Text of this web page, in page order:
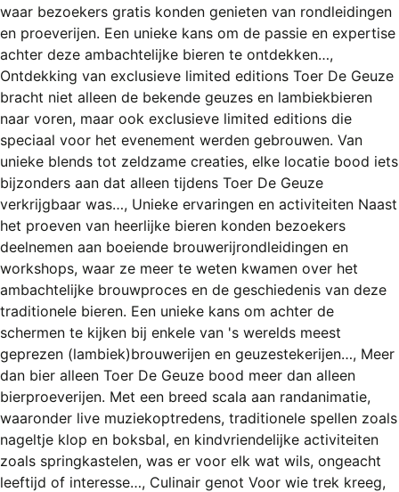
waar bezoekers gratis konden genieten van rondleidingen
en proeverijen. Een unieke kans om de passie en expertise
achter deze ambachtelijke bieren te ontdekken…,
Ontdekking van exclusieve limited editions Toer De Geuze
bracht niet alleen de bekende geuzes en lambiekbieren
naar voren, maar ook exclusieve limited editions die
speciaal voor het evenement werden gebrouwen. Van
unieke blends tot zeldzame creaties, elke locatie bood iets
bijzonders aan dat alleen tijdens Toer De Geuze
verkrijgbaar was…, Unieke ervaringen en activiteiten Naast
het proeven van heerlijke bieren konden bezoekers
deelnemen aan boeiende brouwerijrondleidingen en
workshops, waar ze meer te weten kwamen over het
ambachtelijke brouwproces en de geschiedenis van deze
traditionele bieren. Een unieke kans om achter de
schermen te kijken bij enkele van 's werelds meest
geprezen (lambiek)brouwerijen en geuzestekerijen…, Meer
dan bier alleen Toer De Geuze bood meer dan alleen
bierproeverijen. Met een breed scala aan randanimatie,
waaronder live muziekoptredens, traditionele spellen zoals
nageltje klop en boksbal, en kindvriendelijke activiteiten
zoals springkastelen, was er voor elk wat wils, ongeacht
leeftijd of interesse…, Culinair genot Voor wie trek kreeg,